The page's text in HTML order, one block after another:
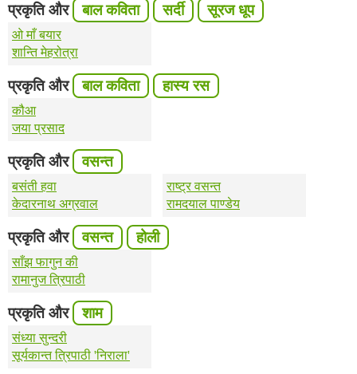
प्रकृति और बाल कविता सर्दी सूरज धूप
ओ माँ बयार
शान्ति मेहरोत्रा
प्रकृति और बाल कविता हास्य रस
कौआ
जया प्रसाद
प्रकृति और वसन्त
बसंती हवा
केदारनाथ अग्रवाल
राष्ट्र वसन्त
रामदयाल पाण्डेय
प्रकृति और वसन्त होली
साँझ फागुन की
रामानुज त्रिपाठी
प्रकृति और शाम
संध्या सुन्दरी
सूर्यकान्त त्रिपाठी 'निराला'